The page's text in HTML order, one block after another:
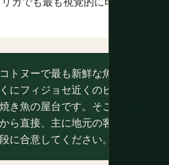
コトヌーで最も新鮮な魚はレス
にフィジョセ近くのビーチロ
き魚の屋台です。そこで漁師
ら直接、主に地元の客に販売
に合意してください。